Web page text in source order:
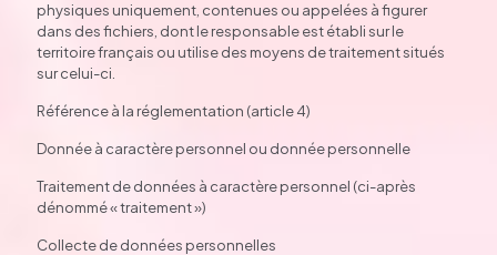
physiques uniquement, contenues ou appelées à figurer
dans des fichiers, dont le responsable est établi sur le
territoire français ou utilise des moyens de traitement situés
sur celui-ci.
Référence à la réglementation (article 4)
Donnée à caractère personnel ou donnée personnelle
Traitement de données à caractère personnel (ci-après
dénommé « traitement »)
Collecte de données personnelles